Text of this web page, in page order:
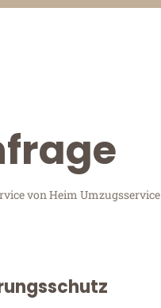
von Heim Umzugsservice